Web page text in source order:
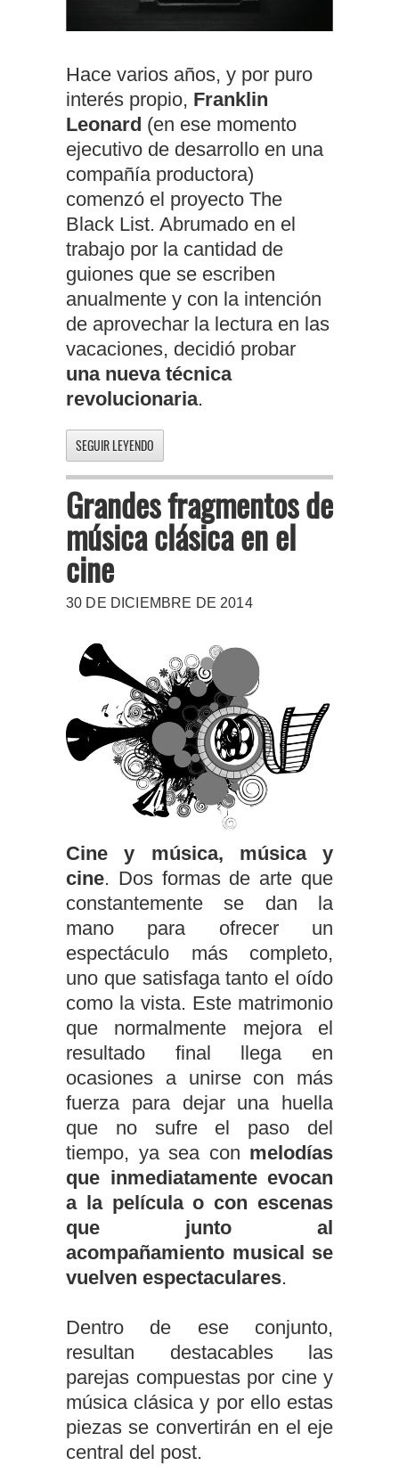
Hace varios años, y por puro
interés propio, Franklin
Leonard (en ese momento
ejecutivo de desarrollo en una
compañía productora)
comenzó el proyecto The
Black List. Abrumado en el
trabajo por la cantidad de
guiones que se escriben
anualmente y con la intención
de aprovechar la lectura en las
vacaciones, decidió probar
una nueva técnica
revolucionaria.
SEGUIR LEYENDO
Grandes fragmentos de
música clásica en el
cine
30 DE DICIEMBRE DE 2014
Cine y música, música y
cine. Dos formas de arte que
constantemente se dan la
mano para ofrecer un
espectáculo más completo,
uno que satisfaga tanto el oído
como la vista. Este matrimonio
que normalmente mejora el
resultado final llega en
ocasiones a unirse con más
fuerza para dejar una huella
que no sufre el paso del
tiempo, ya sea con melodías
que inmediatamente evocan
a la película o con escenas
que junto al
acompañamiento musical se
vuelven espectaculares.
Dentro de ese conjunto,
resultan destacables las
parejas compuestas por cine y
música clásica y por ello estas
piezas se convertirán en el eje
central del post.